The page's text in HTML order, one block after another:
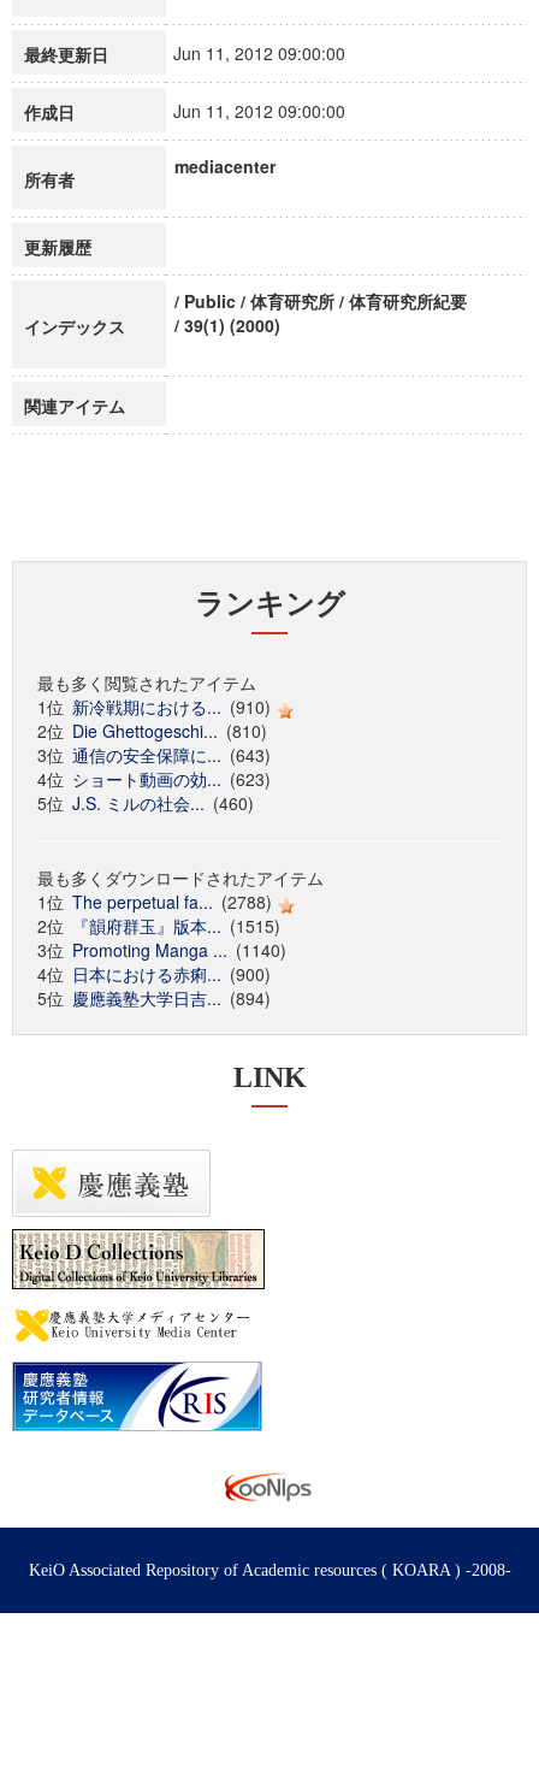
最終更新日 Jun 11, 2012 09:00:00
作成日 Jun 11, 2012 09:00:00
所有者
mediacenter
更新履歴
インデックス
/ Public / 体育研究所 / 体育研究所紀要
/ 39(1) (2000)
関連アイテム
ランキング
最も多く閲覧されたアイテム
1位 新冷戦期における... (910)
2位 Die Ghettogeschi... (810)
3位 通信の安全保障に... (643)
4位 ショート動画の効... (623)
5位 J.S. ミルの社会... (460)
最も多くダウンロードされたアイテム
1位 The perpetual fa... (2788)
2位
『韻府群玉』版本... (1515)
3位 Promoting Manga ... (1140)
4位 日本における赤痢... (900)
5位 慶應義塾大学日吉... (894)
LINK
KeiO Associated Repository of Academic resources ( KOARA ) -2008-